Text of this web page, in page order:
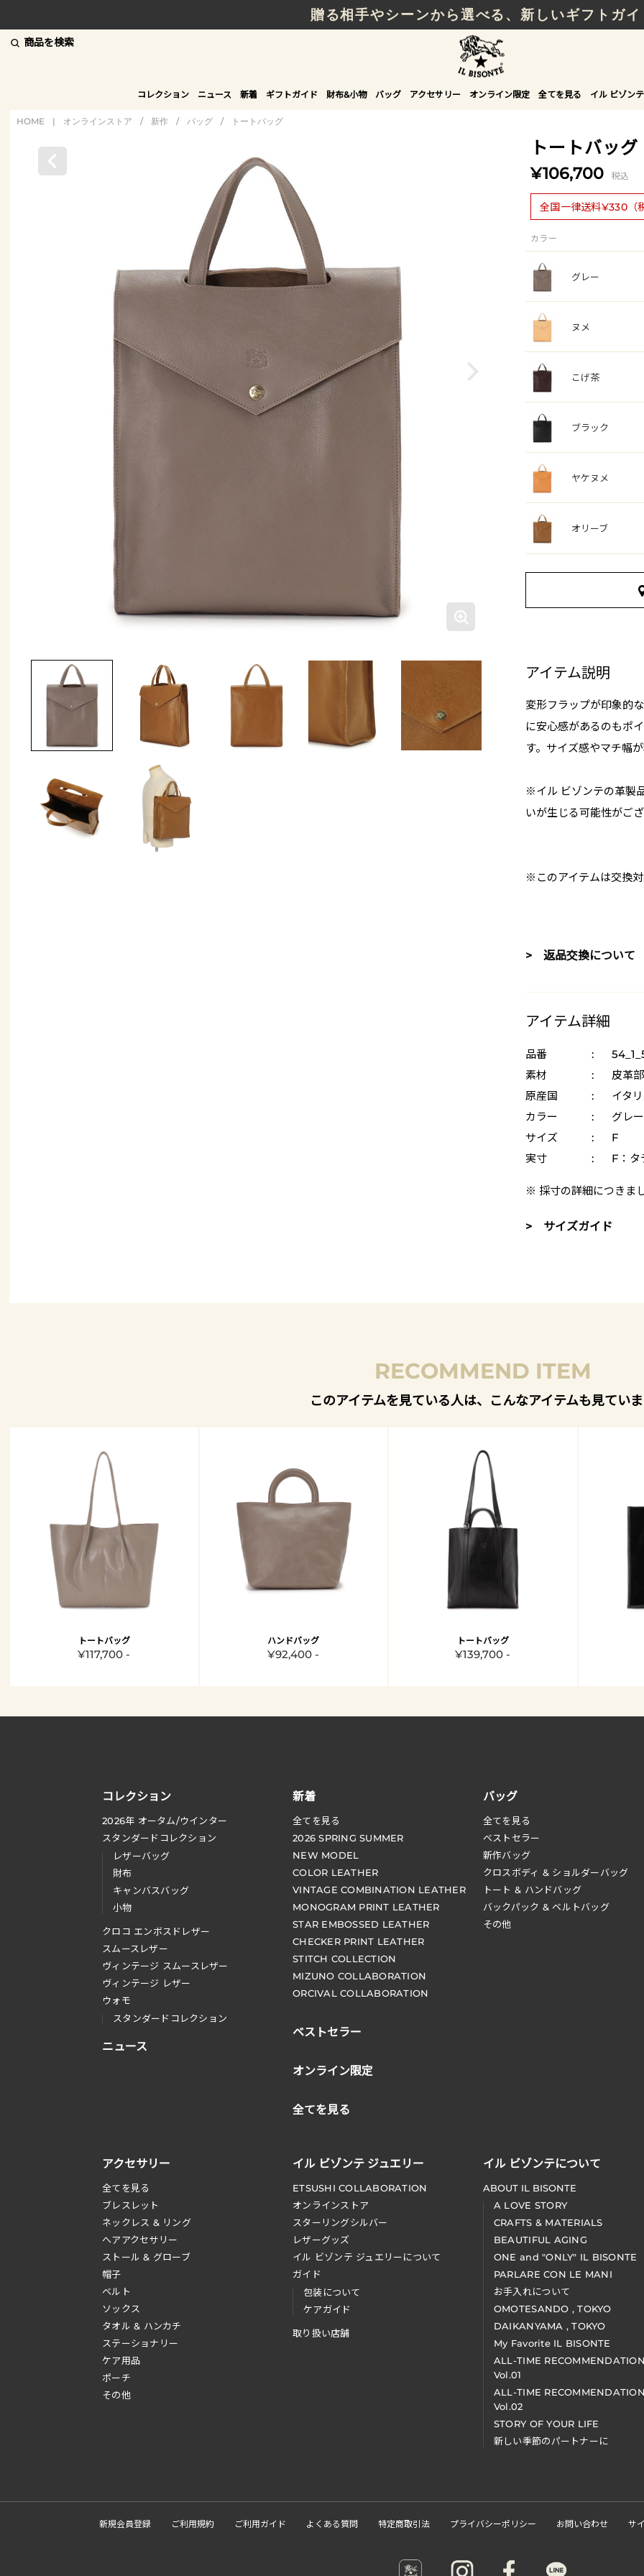
贈る相手やシーンから選べる、新しいギフトガイ
商品を検索
コレクション ニュース 新着 ギフトガイド 財布&小物 バッグ アクセサリー オンライン限定 全てを見る イル ビゾン
HOME | オンラインストア / 新作 / バッグ / トートバッグ
トートバッグ
¥106,700 税込
全国一律送料¥330（
カラー
グレー
ヌメ
こげ茶
ブラック
ヤケヌメ
オリーブ
アイテム説明
変形フラップが印象的
に安心感があるのもポ
す。サイズ感やマチ幅
※イル ビゾンテの革製
いが生じる可能性がご
※このアイテムは交換
> 返品交換について
アイテム詳細
品番 :
素材
:
皮革
原産国
:
イタ
カラー
:
グレ
サイズ
:
F
実寸
: F：タ
※ 採寸の詳細につきま
> サイズガイド
RECOMMEND ITEM
このアイテムを見ている人は、こんなアイテムも見てい
トートバッグ
¥117,700 -
ハンドバッグ
¥92,400 -
トートバッグ
¥139,700 -
コレクション
2026年 オータム/ウインター
スタンダードコレクション
レザーバッグ
財布
キャンバスバッグ
小物
クロコ エンボスドレザー
スムースレザー
ヴィンテージ スムースレザー
ヴィンテージ レザー
ウォモ
スタンダードコレクション
ニュース
新着
全てを見る
2026 SPRING SUMMER
NEW MODEL
COLOR LEATHER
VINTAGE COMBINATION LEATHER
MONOGRAM PRINT LEATHER
STAR EMBOSSED LEATHER
CHECKER PRINT LEATHER
STITCH COLLECTION
MIZUNO COLLABORATION
ORCIVAL COLLABORATION
ベストセラー
オンライン限定
全てを見る
バッグ
全てを見る
ベストセラー
新作バッグ
クロスボディ & ショルダーバッグ
トート & ハンドバッグ
バックパック & ベルトバッグ
その他
アクセサリー
全てを見る
ブレスレット
ネックレス & リング
へアアクセサリー
ストール & グローブ
帽子
ベルト
ソックス
タオル & ハンカチ
ステーショナリー
ケア用品
ポーチ
その他
イル ビゾンテ ジュエリー
ETSUSHI COLLABORATION
オンラインストア
スターリングシルバー
レザーグッズ
イル ビゾンテ ジュエリーについて
ガイド
包装について
ケアガイド
取り扱い店舗
イル ビゾンテについて
ABOUT IL BISONTE
A LOVE STORY
CRAFTS & MATERIALS
BEAUTIFUL AGING
ONE and "ONLY" IL BISONTE
PARLARE CON LE MANI
お手入れについて
OMOTESANDO , TOKYO
DAIKANYAMA , TOKYO
My Favorite IL BISONTE
ALL-TIME
Vol.01
ALL-TIME
Vol.02
STORY OF YOUR LIFE
新しい季節のパートナーに
新規会員登録 ご利用規約 ご利用ガイド よくある質問 特定商取引法 プライバシーポリシー お問い合わせ サ